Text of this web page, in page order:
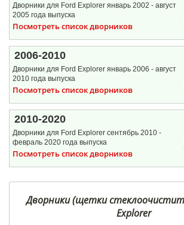
Дворники для Ford Explorer январь 2002 - август
2005 года выпуска
Посмотреть список дворников
2006-2010
Дворники для Ford Explorer январь 2006 - август
2010 года выпуска
Посмотреть список дворников
2010-2020
Дворники для Ford Explorer сентябрь 2010 -
февраль 2020 года выпуска
Посмотреть список дворников
Дворники (щетки
Explorer